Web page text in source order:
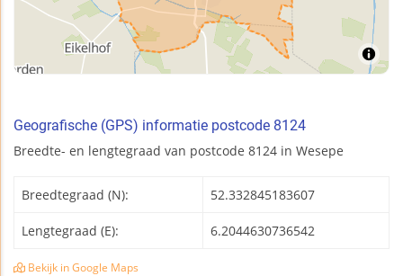
Geografische (GPS) informatie postcode 8124
Breedte- en lengtegraad van postcode 8124 in Wesepe
Breedtegraad (N): 52.332845183607
Lengtegraad (E): 6.2044630736542
Bekijk in Google Maps